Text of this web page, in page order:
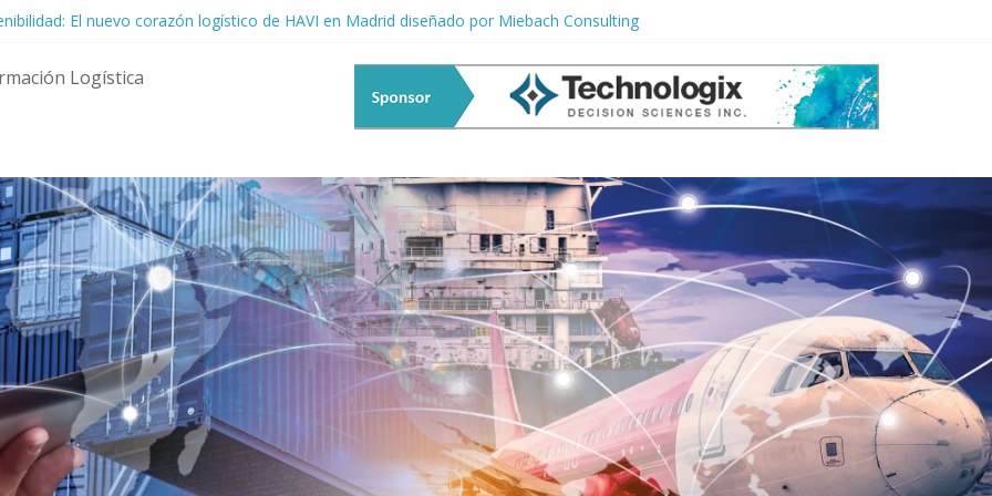
El nuevo corazón logístico de HAVI en Madrid diseñado por Miebach Consulting
Femenino: El Motor Estratégico que la Logística Ya No Puede Ignorar
la Era de las Cadenas de Suministro Predictivas y Autónomas
Logística